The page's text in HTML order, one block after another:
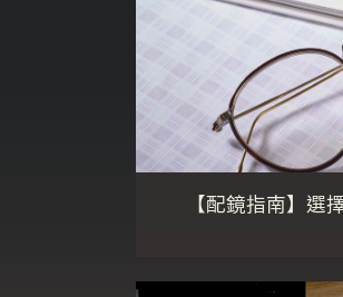
【配鏡指南】選